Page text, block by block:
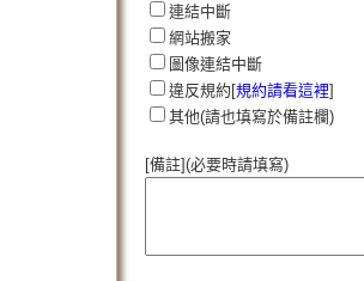
連結中斷
網站搬家
圖像連結中斷
違反規約[規約請看這裡]
其他(請也填寫於備註欄)
[備註](必要時請填寫)